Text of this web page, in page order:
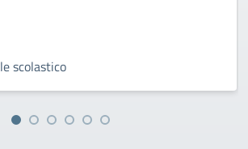
scolastico